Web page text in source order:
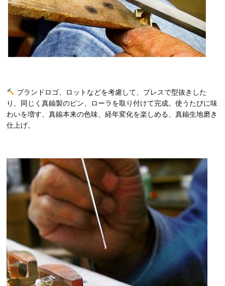
ブランドロゴ、ロットなどを考慮して、プレスで型抜きした
り、同じく真鍮製のピン、ローラを取り付けて完成。使うたびに味
わいを増す、真鍮本来の色味、経年変化を楽しめる、真鍮生地磨き
仕上げ。